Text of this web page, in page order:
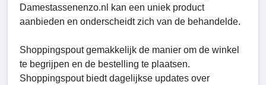
Damestassenenzo.nl kan een uniek product
aanbieden en onderscheidt zich van de behandelde.
Shoppingspout gemakkelijk de manier om de winkel
te begrijpen en de bestelling te plaatsen.
Shoppingspout biedt dagelijkse updates over